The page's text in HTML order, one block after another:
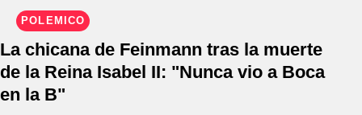
POLÉMICO
La chicana de Feinmann tras la muerte
de la Reina Isabel II: "Nunca vio a Boca
en la B"